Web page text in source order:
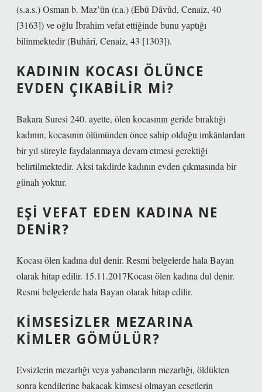
(s.a.s.) Osman b. Maz’ûn (r.a.) (Ebû Dâvûd, Cenaiz, 40
[3163]) ve oğlu İbrahim vefat ettiğinde bunu yaptığı
bilinmektedir (Buhârî, Cenaiz, 43 [1303]).
KADININ KOCASI ÖLÜNCE
EVDEN ÇIKABILIR MI?
Bakara Suresi 240. ayette, ölen kocasının geride bıraktığı
kadının, kocasının ölümünden önce sahip olduğu imkânlardan
bir yıl süreyle faydalanmaya devam etmesi gerektiği
belirtilmektedir. Aksi takdirde kadının evden çıkmasında bir
günah yoktur.
EŞI VEFAT EDEN KADINA NE
DENIR?
Kocası ölen kadına dul denir. Resmi belgelerde hala Bayan
olarak hitap edilir. 15.11.2017Kocası ölen kadına dul denir.
Resmi belgelerde hala Bayan olarak hitap edilir.
KIMSESIZLER MEZARINA
KIMLER GÖMÜLÜR?
Evsizlerin mezarlığı veya yabancıların mezarlığı, öldükten
sonra kendilerine bakacak kimsesi olmayan cesetlerin